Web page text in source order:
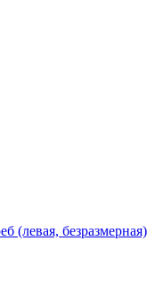
(левая, безразмерная)